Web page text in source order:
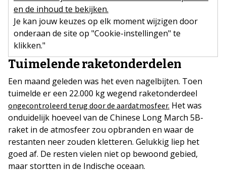
en de inhoud te bekijken.
Je kan jouw keuzes op elk moment wijzigen door
onderaan de site op "Cookie-instellingen" te
klikken."
Tuimelende raketonderdelen
Een maand geleden was het even nagelbijten. Toen
tuimelde er een 22.000 kg wegend raketonderdeel
ongecontroleerd terug door de aardatmosfeer. Het was
onduidelijk hoeveel van de Chinese Long March 5B-
raket in de atmosfeer zou opbranden en waar de
restanten neer zouden kletteren. Gelukkig liep het
goed af. De resten vielen niet op bewoond gebied,
maar stortten in de Indische oceaan.